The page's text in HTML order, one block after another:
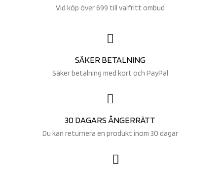
Vid köp över 699 till valfritt ombud
SÄKER BETALNING
Säker betalning med kort och PayPal
30 DAGARS ÅNGERRÄTT
Du kan returnera en produkt inom 30 dagar